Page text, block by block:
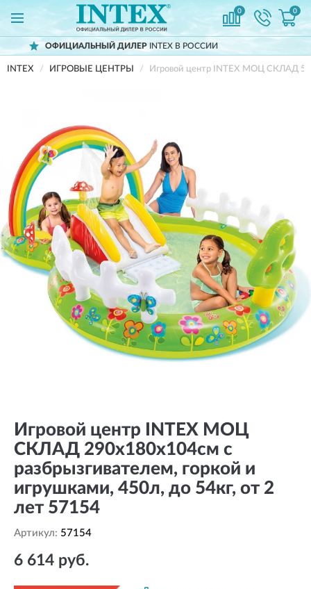
0 0
ДИЛЕРINTEX В РОССИИ
INTEX ИГРОВЫЕ ЦЕНТРЫ Игровой центр INTEX МОЦ СКЛАД
Игровой центр INTEX МОЦ
СКЛАД 290х180х104см с
разбрызгивателем, горкой и
игрушками, 450л, до 54кг, от 2
лет 57154
Артикул: 57154
6 614 руб.